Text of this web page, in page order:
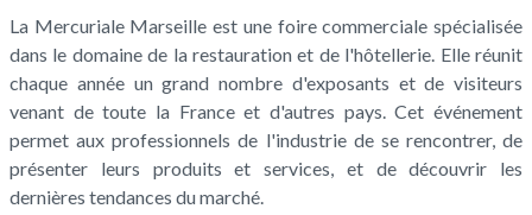
La Mercuriale Marseille est une foire commerciale spécialisée
dans le domaine de la restauration et de l'hôtellerie. Elle réunit
chaque année un grand nombre d'exposants et de visiteurs
venant de toute la France et d'autres pays. Cet événement
permet aux professionnels de l'industrie de se rencontrer, de
présenter leurs produits et services, et de découvrir les
dernières tendances du marché.